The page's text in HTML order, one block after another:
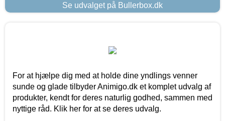
Se udvalget på Bullerbox.dk
For at hjælpe dig med at holde dine yndlings venner
sunde og glade tilbyder Animigo.dk et komplet udvalg af
produkter, kendt for deres naturlig godhed, sammen med
nyttige råd. Klik her for at se deres udvalg.